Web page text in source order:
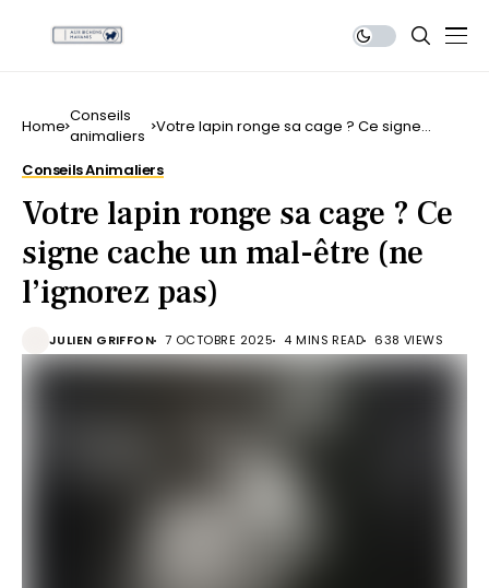
Home Conseils
animaliers Votre lapin ronge sa cage ? Ce signe
Conseils Animaliers
Votre lapin ronge sa cage ? Ce
signe cache un mal-être (ne
l’ignorez pas)
JULIEN GRIFFON 7 OCTOBRE 2025 4 MINS READ 638 VIEWS